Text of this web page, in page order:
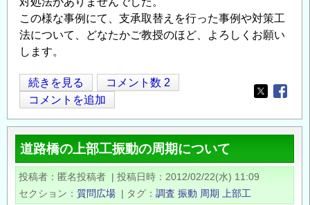
この様な事例にて、支承取替えを行った事例や対策工
法について、どなたかご教授のほど、よろしくお願い
します。
支
承
取
替
え
の
続きを見る
コメント数 2
コメントを追加
Opens in
道路橋の上部工振動の周期について
投稿者 匿名投稿者 | 投稿日時
2012/02/22(水) 11:09
セクション
質問広場 | タグ 調査 振動 周期 上部工